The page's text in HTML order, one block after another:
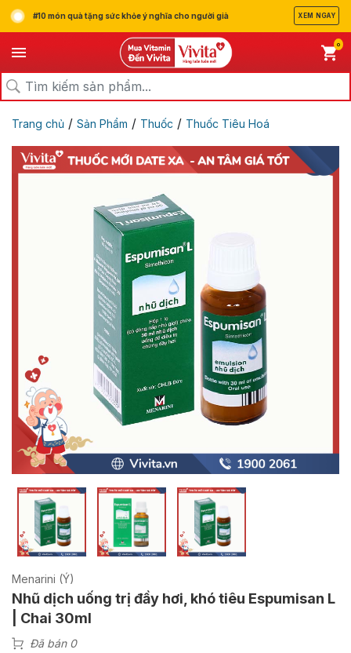
#10 món quà tặng sức khỏe ý nghĩa cho người già XEM NGAY
0
Trang chủ / Sản Phẩm / Thuốc / Thuốc Tiêu Hoá
Menarini (Ý)
Nhũ dịch uống trị đầy hơi, khó tiêu Espumisan L
| Chai 30ml
Đã bán 0